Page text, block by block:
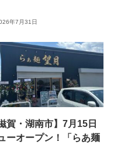
年7月31日
滋賀・湖南市】7月15日
ーオープン！「らあ麺